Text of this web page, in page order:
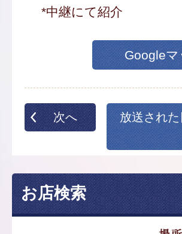
*中継にて紹介
Google
次へ
放送され
お店検索